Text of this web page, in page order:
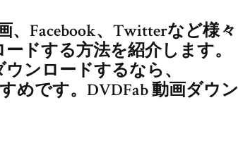
、Facebook、Twitterなど様々
ドする方法を紹介します。
ンロードするなら、
めです。DVDFab 動画ダウン